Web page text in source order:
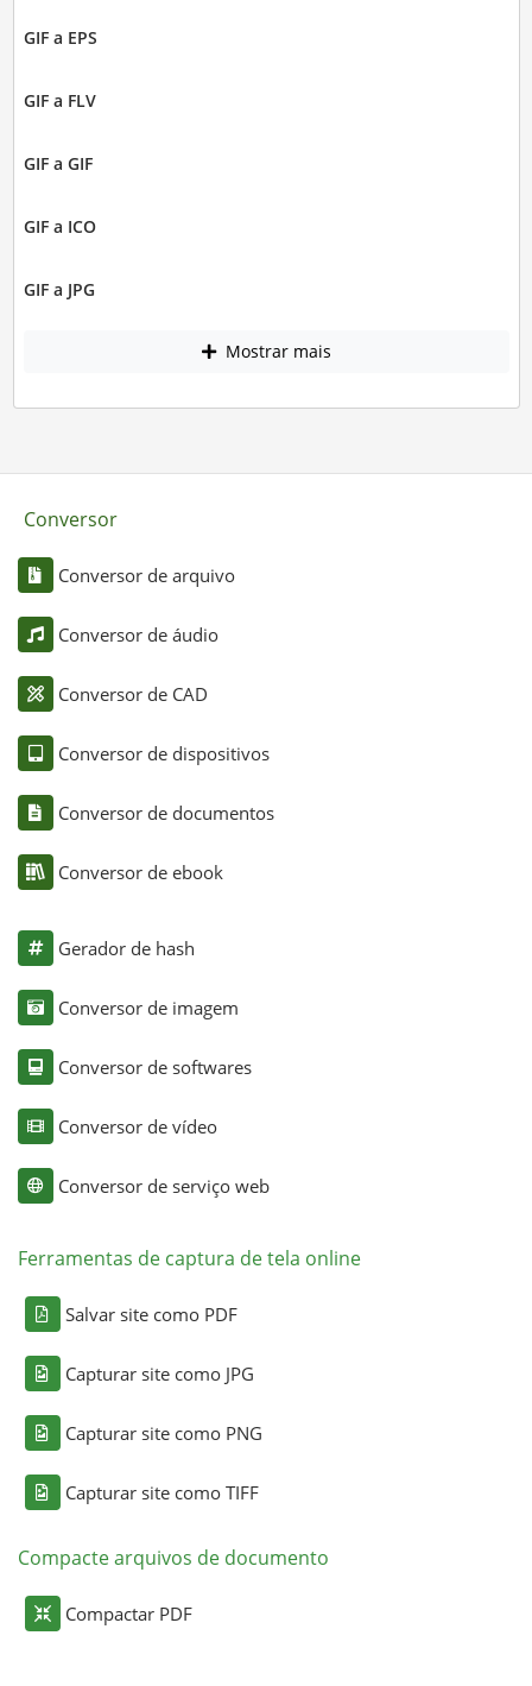
GIF a EPS
GIF a FLV
GIF a GIF
GIF a ICO
GIF a JPG
Mostrar mais
Conversor
Conversor de arquivo
Conversor de áudio
Conversor de CAD
Conversor de dispositivos
Conversor de documentos
Conversor de ebook
Gerador de hash
Conversor de imagem
Conversor de softwares
Conversor de vídeo
Conversor de serviço web
Ferramentas de captura de tela online
Salvar site como PDF
Capturar site como JPG
Capturar site como PNG
Capturar site como TIFF
Compacte arquivos de documento
Compactar PDF